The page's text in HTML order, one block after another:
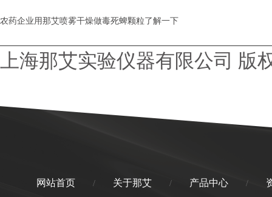
农药企业用那艾喷雾干燥做毒死蜱颗粒了解一下
上海那艾实验仪器有限公司 版
网站首页 / 关于那艾 / 产品中心 /